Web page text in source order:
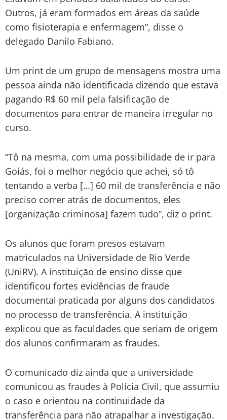
Outros, já eram formados em áreas da saúde
como fisioterapia e enfermagem”, disse o
delegado Danilo Fabiano.
Um print de um grupo de mensagens mostra uma
pessoa ainda não identificada dizendo que estava
pagando R$ 60 mil pela falsificação de
documentos para entrar de maneira irregular no
curso.
“Tô na mesma, com uma possibilidade de ir para
Goiás, foi o melhor negócio que achei, só tô
tentando a verba […] 60 mil de transferência e não
preciso correr atrás de documentos, eles
[organização criminosa] fazem tudo”, diz o print.
Os alunos que foram presos estavam
matriculados na Universidade de Rio Verde
(UniRV). A instituição de ensino disse que
identificou fortes evidências de fraude
documental praticada por alguns dos candidatos
no processo de transferência. A instituição
explicou que as faculdades que seriam de origem
dos alunos confirmaram as fraudes.
O comunicado diz ainda que a universidade
comunicou as fraudes à Polícia Civil, que assumiu
o caso e orientou na continuidade da
transferência para não atrapalhar a investigação.